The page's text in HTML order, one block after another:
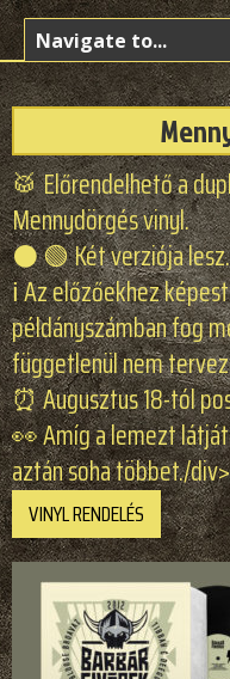
🥁 Előrendelhető a
Mennydörgés vinyl.
⚫️ 🟢 Két verziója
ℹ️ Az előzőekhez
példányszámban fog
függetlenül nem
⏰ Augusztus 18-tól
👀 Amíg a lemezt
aztán soha többet./div>
VINYL RENDELÉS